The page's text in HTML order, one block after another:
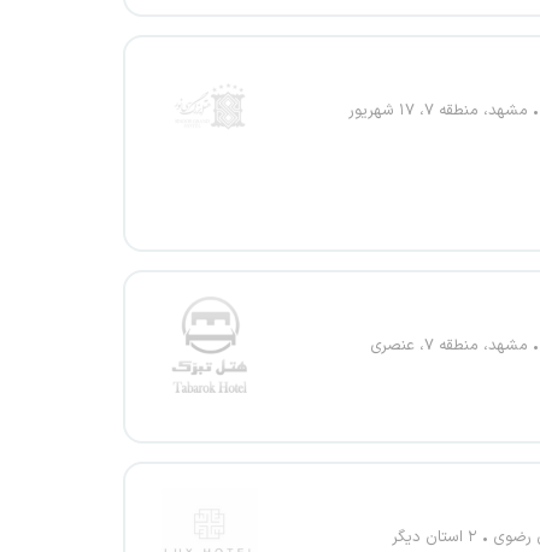
مشهد، منطقه ۷، ۱۷ شهریور
مشهد، منطقه ۷، عنصری
رضوی ۲ استان دیگر